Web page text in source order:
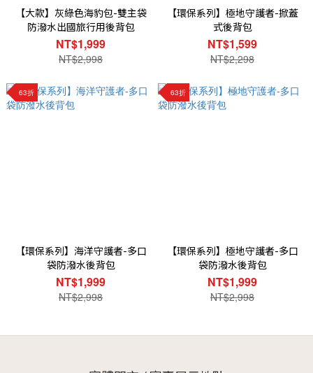
【大款】灰綠色海豹包-雙主袋
防潑水出國旅行用後背包
NT$1,999
NT$2,998
【環保系列】極地守護者-掀蓋
式後背包
NT$1,599
NT$2,298
63折
【環保系列】海洋守護者-多口
袋防潑水後背包
NT$1,999
NT$2,998
63折
【環保系列】極地守護者-多口
袋防潑水後背包
NT$1,999
NT$2,998